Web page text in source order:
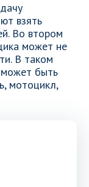
взять
Во втором
может не
В таком
может быть
мотоцикл,